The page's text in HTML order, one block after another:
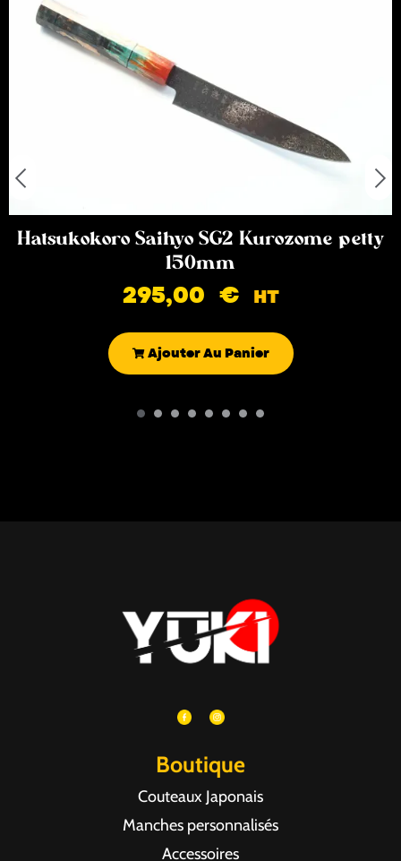
Hatsukokoro Saihyo SG2 Kurozome petty
150mm
295,00 € HT
Ajouter Au Panier
Boutique
Couteaux Japonais
Manches personnalisés
Accessoires